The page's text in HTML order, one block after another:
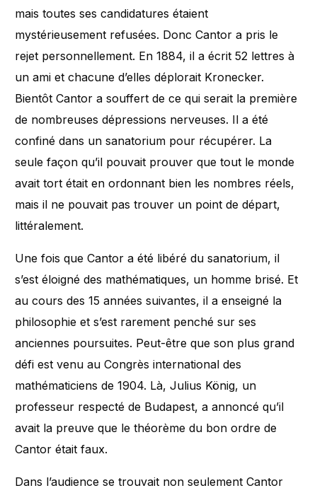
mais toutes ses candidatures étaient
mystérieusement refusées. Donc Cantor a pris le
rejet personnellement. En 1884, il a écrit 52 lettres à
un ami et chacune d’elles déplorait Kronecker.
Bientôt Cantor a souffert de ce qui serait la première
de nombreuses dépressions nerveuses. Il a été
confiné dans un sanatorium pour récupérer. La
seule façon qu’il pouvait prouver que tout le monde
avait tort était en ordonnant bien les nombres réels,
mais il ne pouvait pas trouver un point de départ,
littéralement.
Une fois que Cantor a été libéré du sanatorium, il
s’est éloigné des mathématiques, un homme brisé. Et
au cours des 15 années suivantes, il a enseigné la
philosophie et s’est rarement penché sur ses
anciennes poursuites. Peut-être que son plus grand
défi est venu au Congrès international des
mathématiciens de 1904. Là, Julius König, un
professeur respecté de Budapest, a annoncé qu’il
avait la preuve que le théorème du bon ordre de
Cantor était faux.
Dans l’audience se trouvait non seulement Cantor